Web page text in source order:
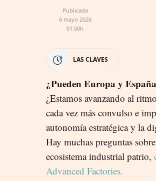
Publicada
6 mayo 2026
01:50h
LAS CLAVES
¿Pueden Europa y
¿Estamos avanzando al
cada vez más convulso e
autonomía estratégica y la
Hay muchas preguntas
ecosistema industrial patrio,
Advanced Factories.